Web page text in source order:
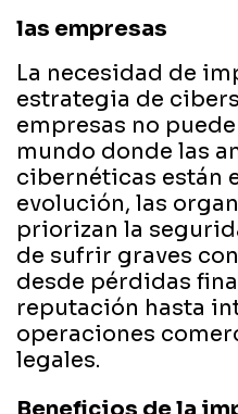
las empresas
La necesidad de
estrategia de
empresas no
mundo donde las
cibernéticas están
evolución, las
priorizan la
de sufrir graves
desde pérdidas
reputación hasta
operaciones
legales.